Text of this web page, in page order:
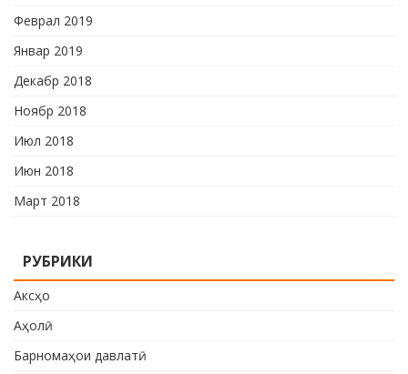
Феврал 2019
Январ 2019
Декабр 2018
Ноябр 2018
Июл 2018
Июн 2018
Март 2018
РУБРИКИ
Аксҳо
Аҳолӣ
Барномаҳои давлатӣ